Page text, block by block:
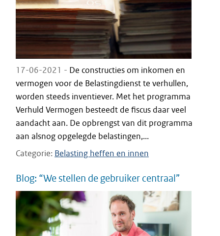
17-06-2021 - De constructies om inkomen en
vermogen voor de Belastingdienst te verhullen,
worden steeds inventiever. Met het programma
Verhuld Vermogen besteedt de fiscus daar veel
aandacht aan. De opbrengst van dit programma
aan alsnog opgelegde belastingen,...
Categorie Belasting heffen en innen
Blog: “We stellen de gebruiker centraal”